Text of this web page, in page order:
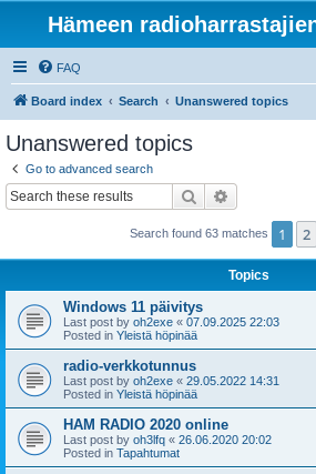
Hämeen
FAQ
Board index Search Unanswered topics
Unanswered topics
Go to advanced search
Search
Search found 63 matches 1 2
Topics
Windows 11 päivitys
Last post by oh2exe « 07.09.2025 22:03
Posted in Yleistä höpinää
radio-verkkotunnus
Last post by oh2exe « 29.05.2022 14:31
Posted in Yleistä höpinää
HAM RADIO 2020 online
Last post by oh3lfq « 26.06.2020 20:02
Posted in Tapahtumat